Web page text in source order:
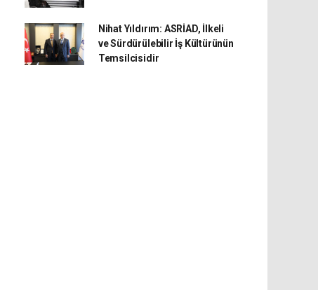
Nihat Yıldırım: ASRİAD, İlkeli
ve Sürdürülebilir İş Kültürünün
Temsilcisidir